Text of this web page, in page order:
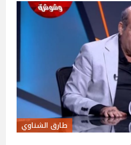
طارق الشناوي